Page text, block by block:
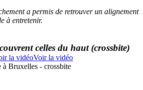
a permis de retrouver un alignement
à entretenir.
celles du haut (crossbite)
la vidéoVoir la vidéo